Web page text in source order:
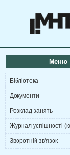
Меню
Бібліотека
Документи
Розклад занять
Журнал успішності
Зворотній зв'язок